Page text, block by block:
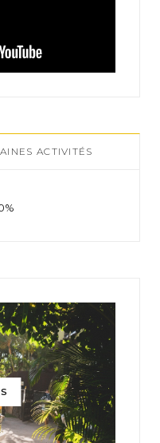
ACTIVITÉS